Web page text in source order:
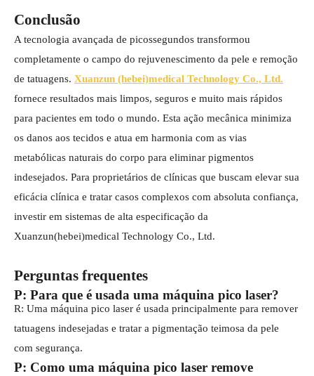
Conclusão
A tecnologia avançada de picossegundos transformou
completamente o campo do rejuvenescimento da pele e remoção
de tatuagens. Xuanzun (hebei)medical Technology Co., Ltd.
fornece resultados mais limpos, seguros e muito mais rápidos
para pacientes em todo o mundo. Esta ação mecânica minimiza
os danos aos tecidos e atua em harmonia com as vias
metabólicas naturais do corpo para eliminar pigmentos
indesejados. Para proprietários de clínicas que buscam elevar sua
eficácia clínica e tratar casos complexos com absoluta confiança,
investir em sistemas de alta especificação da
Xuanzun(hebei)medical Technology Co., Ltd.
Perguntas frequentes
P: Para que é usada uma máquina pico laser?
R: Uma máquina pico laser é usada principalmente para remover
tatuagens indesejadas e tratar a pigmentação teimosa da pele
com segurança.
P: Como uma máquina pico laser remove